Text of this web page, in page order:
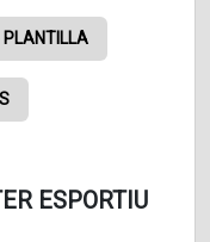
PLANTILLA
ESPORTIU